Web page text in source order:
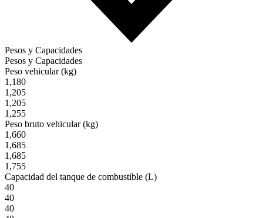
Pesos y Capacidades
Pesos y Capacidades
Peso vehicular (kg)
1,180
1,205
1,205
1,255
Peso bruto vehicular (kg)
1,660
1,685
1,685
1,755
Capacidad del tanque de combustible (L)
40
40
40